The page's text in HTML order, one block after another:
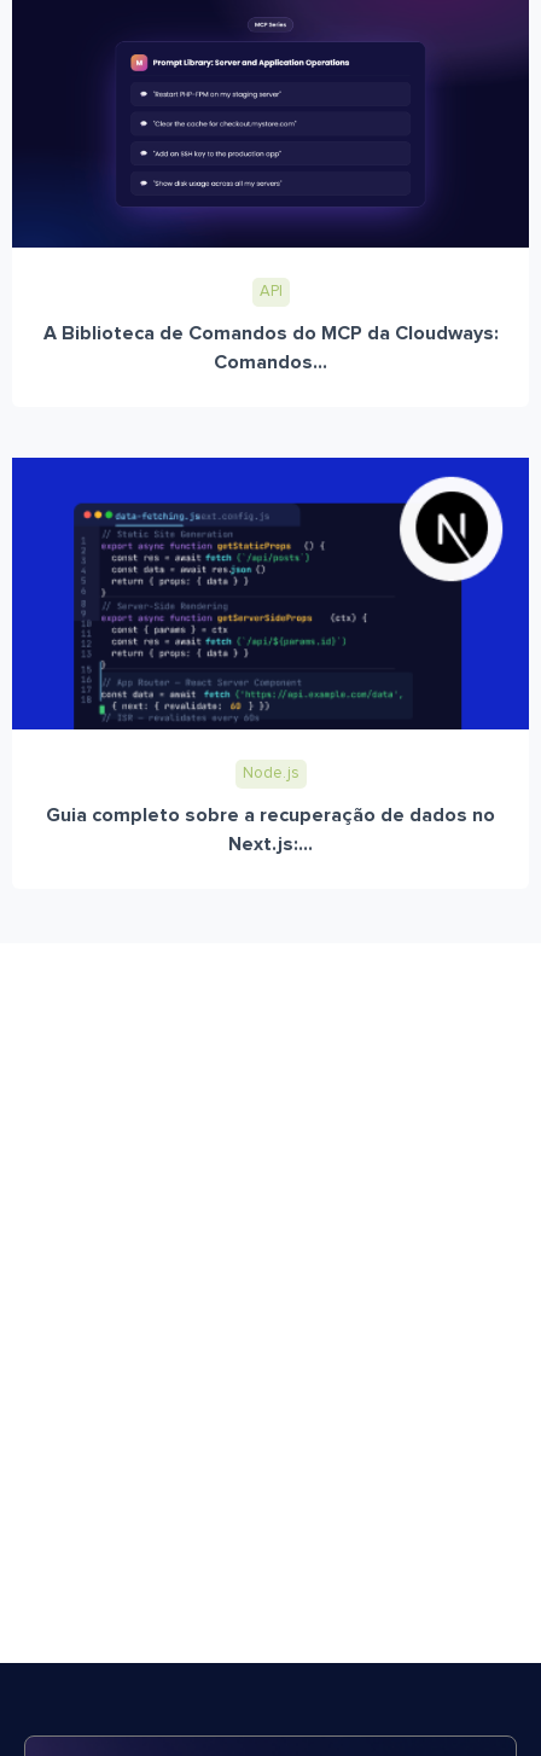
API
A Biblioteca de Comandos do MCP da Cloudways:
Comandos...
Node.js
Guia completo sobre a recuperação de dados no
Next.js:...